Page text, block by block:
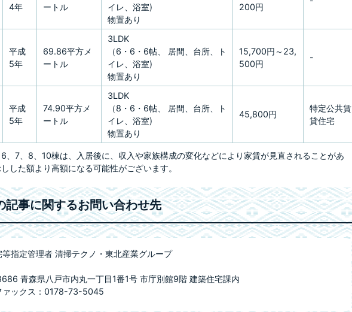
4年
ートル
イレ、浴室)
物置あり
200円
平成
5年
69.86平方メ
ートル
3LDK
（6・6・6帖、 居間、台所、ト
イレ、浴室)
物置あり
15,700円～23,
500円
-
平成
5年
74.90平方メ
ートル
3LDK
（8・6・6帖、 居間、台所、ト
イレ、浴室)
物置あり
45,800円
特定公共賃
貸住宅
、7、8、10棟は、入居後に、収入や家族構成の変化などにより家賃が見直されることがあ
した額より高額になる可能性がございます。
記事に関するお問い合わせ先
等指定管理者 清掃テクノ・東北産業グループ
青森県八戸市内丸一丁目1番1号 市庁別館9階 建築住宅課内
ァックス：0178-73-5045